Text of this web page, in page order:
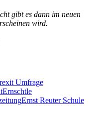
gibt es dann im neuen
wird.
Umfrage
Ernschtle
Ernst Reuter Schule